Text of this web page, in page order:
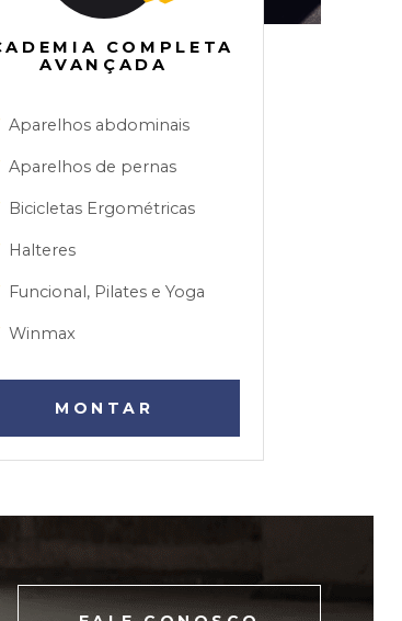
COMPLETA
AVANÇADA
Aparelhos abdominais
Aparelhos de pernas
Bicicletas Ergométricas
Halteres
Funcional, Pilates e Yoga
Winmax
MONTAR